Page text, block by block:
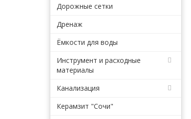
Дорожные сетки
Дренаж
Ёмкости для воды
Инструмент и расходные
материалы
Канализация
Керамзит "Сочи"